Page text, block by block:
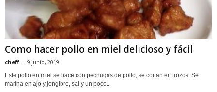
Como hacer pollo en miel delicioso y fácil
cheff - 9 junio, 2019
Este pollo en miel se hace con pechugas de pollo, se cortan en trozos. Se
marina en ajo y jengibre, sal y un poco...